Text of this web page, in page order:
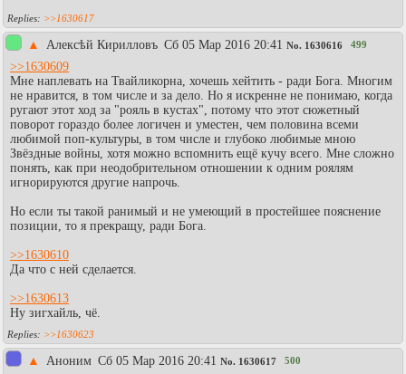
>>1630617
▲ Алексѣй Кирилловъ Сб 05 Мар 2016 20:41 No. 1630616 499
>>1630609
Мне наплевать на Твайликорна, хочешь хейтить - ради Бога. Многим
не нравится, в том числе и за дело. Но я искренне не понимаю, когда
ругают этот ход за "рояль в кустах", потому что этот сюжетный
поворот гораздо более логичен и уместен, чем половина всеми
любимой поп-культуры, в том числе и глубоко любимые мною
Звёздные войны, хотя можно вспомнить ещё кучу всего. Мне сложно
понять, как при неодобрительном отношении к одним роялям
игнорируются другие напрочь.
Но если ты такой ранимый и не умеющий в простейшее пояснение
позиции, то я прекращу, ради Бога.
>>1630610
Да что с ней сделается.
>>1630613
Ну зигхайль, чё.
>>1630623
▲ Aнoним Сб 05 Мар 2016 20:41 No. 1630617 500